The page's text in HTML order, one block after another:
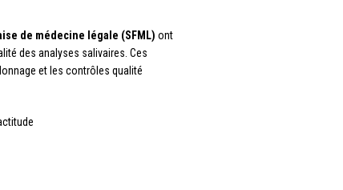
de médecine légale (SFML) ont
des analyses salivaires. Ces
et les contrôles qualité